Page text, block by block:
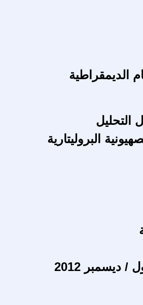
الديمقراطية
التحليل
البروليتارية